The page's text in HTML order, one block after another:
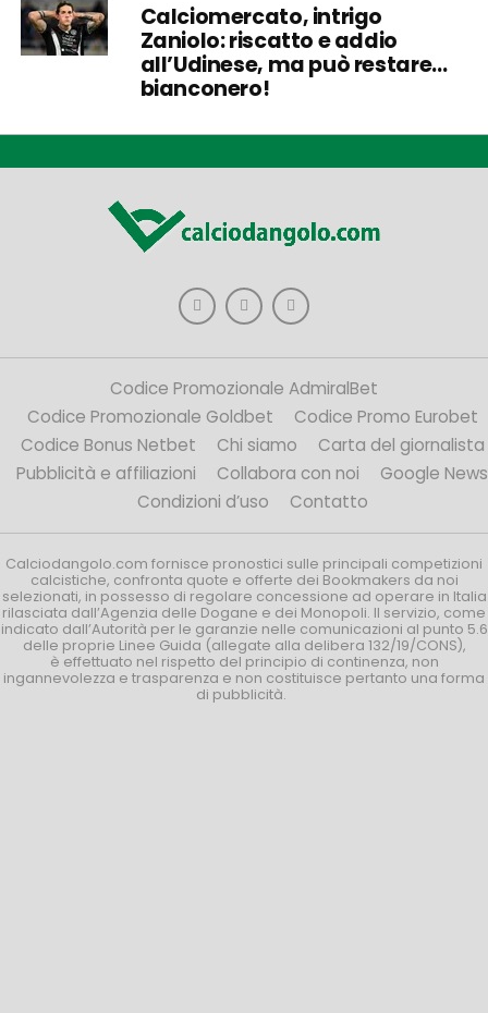
Calciomercato, intrigo
Zaniolo: riscatto e addio
all’Udinese, ma può restare…
bianconero!
Codice Promozionale AdmiralBet
Codice Promozionale Goldbet
Codice Promo Eurobet
Codice Bonus Netbet
Chi siamo
Carta del giornalista
Pubblicità e affiliazioni
Collabora con noi
Google News
Condizioni d’uso
Contatto
Calciodangolo.com fornisce pronostici sulle principali competizioni
calcistiche, confronta quote e offerte dei Bookmakers da noi
selezionati, in possesso di regolare concessione ad operare in Italia
rilasciata dall’Agenzia delle Dogane e dei Monopoli. Il servizio, come
indicato dall’Autorità per le garanzie nelle comunicazioni al punto 5.6
delle proprie Linee Guida (allegate alla delibera 132/19/CONS),
è effettuato nel rispetto del principio di continenza, non
ingannevolezza e trasparenza e non costituisce pertanto una forma
di pubblicità.